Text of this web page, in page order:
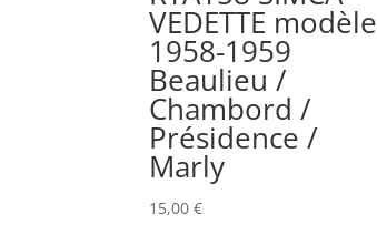
VEDETTE modèle
1958-1959
Beaulieu /
Chambord /
Présidence /
Marly
15,00€